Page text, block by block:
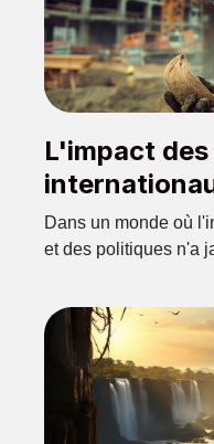
L'impact
matériaux
Dans un monde où
et des politiques n'a